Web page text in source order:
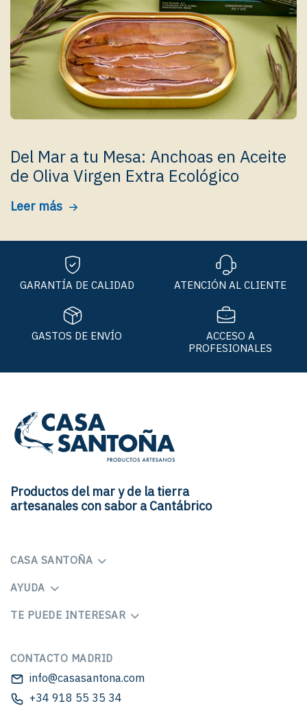
Del Mar a tu Mesa: Anchoas en Aceite
de Oliva Virgen Extra Ecológico
Leer más
GARANTÍA DE CALIDAD ATENCIÓN AL CLIENTE
GASTOS DE ENVÍO
ACCESO A
PROFESIONALES
Productos del mar y de la tierra
artesanales con sabor a Cantábrico
CASA SANTOÑA
AYUDA
TE PUEDE INTERESAR
CONTACTO MADRID
info@casasantona.com
+34 918 55 35 34